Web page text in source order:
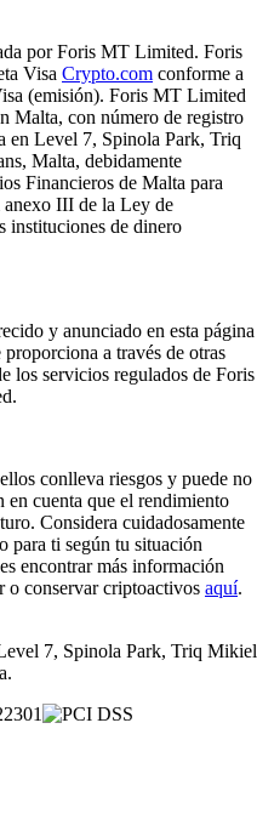
por Foris MT Limited. Foris
Visa Crypto.com conforme a
(emisión). Foris MT Limited
Malta, con número de registro
en Level 7, Spinola Park, Triq
Malta, debidamente
Financieros de Malta para
III de la Ley de
instituciones de dinero
y anunciado en esta página
proporciona a través de otras
los servicios regulados de Foris
conlleva riesgos y puede no
en cuenta que el rendimiento
Considera cuidadosamente
para ti según tu situación
encontrar más información
o conservar criptoactivos aquí.
7, Spinola Park, Triq Mikiel